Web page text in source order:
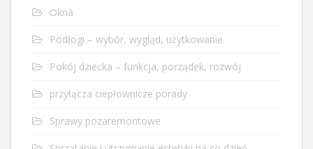
Okna
Podłogi – wybór, wygląd, użytkowanie
Pokój dziecka – funkcja, porządek, rozwój
przyłącza ciepłownicze porady
Sprawy pozaremontowe